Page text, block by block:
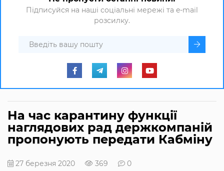
Підписуйся на наші соціальні мережі та e-mail
розсилку.
На час карантину функції
наглядових рад держкомпаній
пропонують передати Кабміну
27 березня 2020 369 0